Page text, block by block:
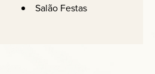
Salão Festas